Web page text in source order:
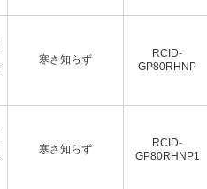
寒さ知らず
RCID-
GP80RHNP
寒さ知らず
RCID-
GP80RHNP1